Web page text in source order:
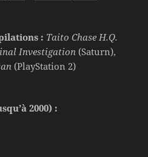
: Taito Chase H.Q.
Investigation (Saturn),
(PlayStation 2)
2000) :